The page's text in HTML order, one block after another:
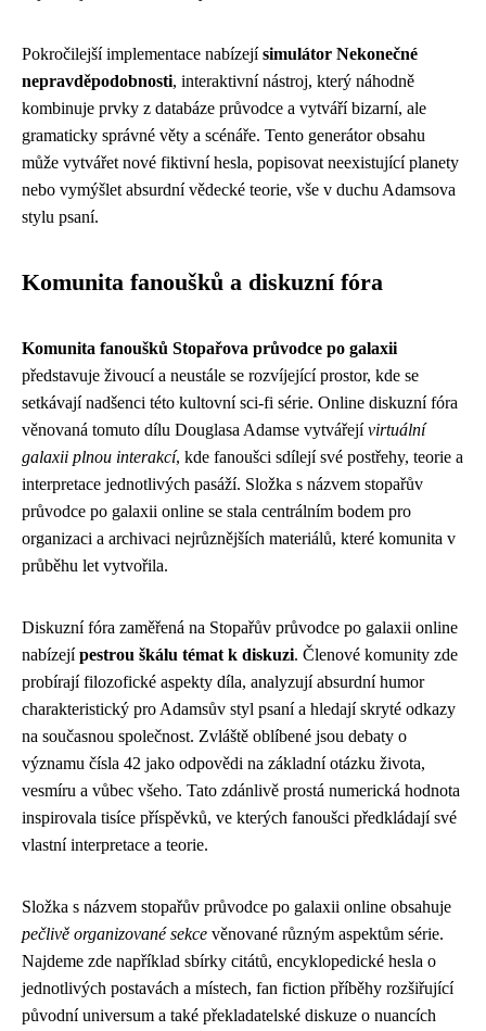
Pokročilejší implementace nabízejísimulátor Nekonečné
nepravděpodobnosti, interaktivní nástroj, který náhodně
kombinuje prvky z databáze průvodce a vytváří bizarní, ale
gramaticky správné věty a scénáře. Tento generátor obsahu
může vytvářet nové fiktivní hesla, popisovat neexistující planety
nebo vymýšlet absurdní vědecké teorie, vše v duchu Adamsova
stylu psaní.
Komunita fanoušků a diskuzní fóra
Komunita fanoušků Stopařova průvodce po galaxii
představuje živoucí a neustále se rozvíjející prostor, kde se
setkávají nadšenci této kultovní sci-fi série. Online diskuzní fóra
věnovaná tomuto dílu Douglasa Adamse vytvářejívirtuální
galaxii plnou interakcí, kde fanoušci sdílejí své postřehy, teorie a
interpretace jednotlivých pasáží. Složka s názvem stopařův
průvodce po galaxii online se stala centrálním bodem pro
organizaci a archivaci nejrůznějších materiálů, které komunita v
průběhu let vytvořila.
Diskuzní fóra zaměřená na Stopařův průvodce po galaxii online
nabízejípestrou škálu témat k diskuzi. Členové komunity zde
probírají filozofické aspekty díla, analyzují absurdní humor
charakteristický pro Adamsův styl psaní a hledají skryté odkazy
na současnou společnost. Zvláště oblíbené jsou debaty o
významu čísla 42 jako odpovědi na základní otázku života,
vesmíru a vůbec všeho. Tato zdánlivě prostá numerická hodnota
inspirovala tisíce příspěvků, ve kterých fanoušci předkládají své
vlastní interpretace a teorie.
Složka s názvem stopařův průvodce po galaxii online obsahuje
pečlivě organizované sekce věnované různým aspektům série.
Najdeme zde například sbírky citátů, encyklopedické hesla o
jednotlivých postavách a místech, fan fiction příběhy rozšiřující
původní universum a také překladatelské diskuze o nuancích